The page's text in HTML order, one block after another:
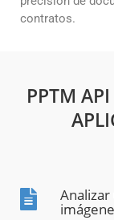
contratos.
PPTM